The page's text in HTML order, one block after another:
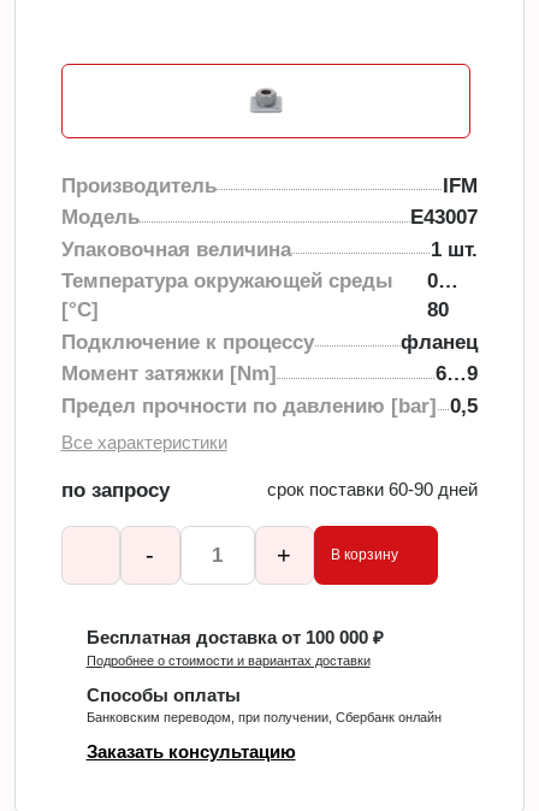
Производитель
IFM
Модель
E43007
Упаковочная величина
1 шт.
Температура окружающей среды
[°C]
0…
80
Подключение к процессу
фланец
Момент затяжки [Nm]
6…9
Предел прочности по давлению [bar]
0,5
Все характеристики
по запросу срок поставки 60-90 дней
- + В корзину
Бесплатная доставка от 100 000 ₽
Подробнее о стоимости и вариантах доставки
Способы оплаты
Банковским переводом, при получении, Сбербанк онлайн
Заказать консультацию